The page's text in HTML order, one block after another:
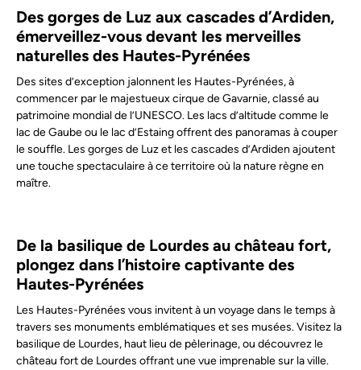
Des gorges de Luz aux cascades d’Ardiden,
émerveillez-vous devant les merveilles
naturelles des Hautes-Pyrénées
Des sites d’exception jalonnent les Hautes-Pyrénées, à
commencer par le majestueux cirque de Gavarnie, classé au
patrimoine mondial de l’UNESCO. Les lacs d’altitude comme le
lac de Gaube ou le lac d’Estaing offrent des panoramas à couper
le souffle. Les gorges de Luz et les cascades d’Ardiden ajoutent
une touche spectaculaire à ce territoire où la nature règne en
maître.
De la basilique de Lourdes au château fort,
plongez dans l’histoire captivante des
Hautes-Pyrénées
Les Hautes-Pyrénées vous invitent à un voyage dans le temps à
travers ses monuments emblématiques et ses musées. Visitez la
basilique de Lourdes, haut lieu de pèlerinage, ou découvrez le
château fort de Lourdes offrant une vue imprenable sur la ville.